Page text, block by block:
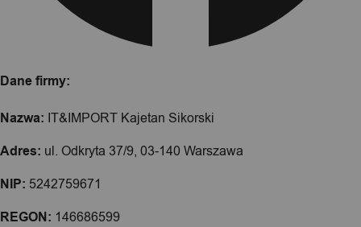
Dane firmy:
Nazwa: IT&IMPORT Kajetan Sikorski
Adres: ul. Odkryta 37/9, 03-140 Warszawa
NIP: 5242759671
REGON: 146686599